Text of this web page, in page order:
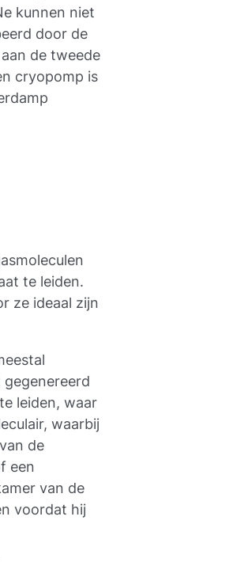
kunnen niet
door de
de tweede
cryopomp is
te leiden.
ze ideaal zijn
leiden, waar
waarbij
de
een
van de
voordat hij